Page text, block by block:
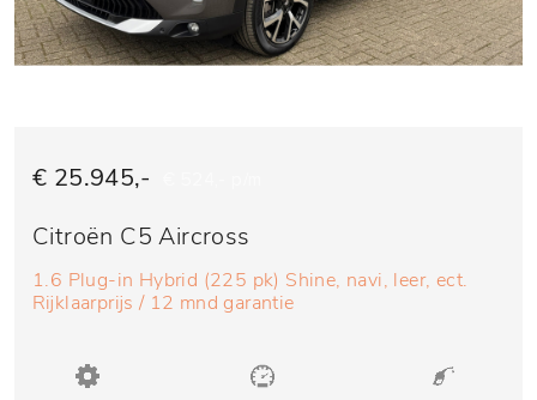
€ 25.945,-
Citroën C5 Aircross
1.6 Plug-in Hybrid (225 pk) Shine, navi, leer, ect.
Rijklaarprijs / 12 mnd garantie